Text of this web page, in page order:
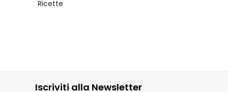
Ricette
Iscriviti alla Newsletter